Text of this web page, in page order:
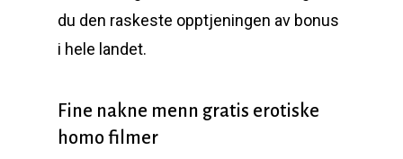
du den raskeste opptjeningen av bonus
i hele landet.
Fine nakne menn gratis erotiske
homo filmer